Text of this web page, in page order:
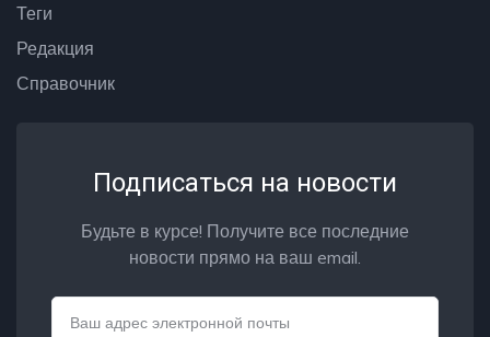
Теги
Редакция
Справочник
Подписаться на новости
Будьте в курсе! Получите все последние
новости прямо на ваш email.